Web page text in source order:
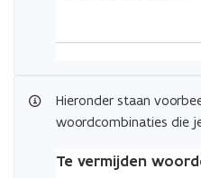
Hieronder staan
woordcombinaties die
links)
rechts)
Te vermijden